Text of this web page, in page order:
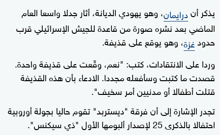
يذكر أندرايمان، وهو يهودي الديانة، أثار جدلا واسعا العام
الماضي بعد نشره صورة من قاعدة للجيش الإسرائيلي قرب
حدودغزة، وهو يوقع على قذيفة.
وردا على الانتقادات، كتب: "نعم، وقّعت على قذيفة واحدة.
قصدت ما كتبت وسأفعله مجددا. الادعاء بأن هذه القذيفة
قتلت أطفالا أو مدنيين أمر سخيف".
تجدر الإشارة إلى أن فرقة "ديستربد" تقوم حاليا بجولة أوروبية
احتفالا بالذكرى 25 لإصدار ألبومها الأول "ذي سيكنس".